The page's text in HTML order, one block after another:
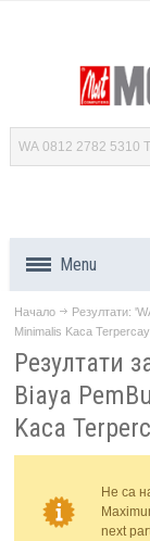
Menu
Продукти
Компоненти
Лаптопи
Компютри
Начало
Резултати:
Minimalis Kaca
Резултати
Biaya
Kaca
Не са
next